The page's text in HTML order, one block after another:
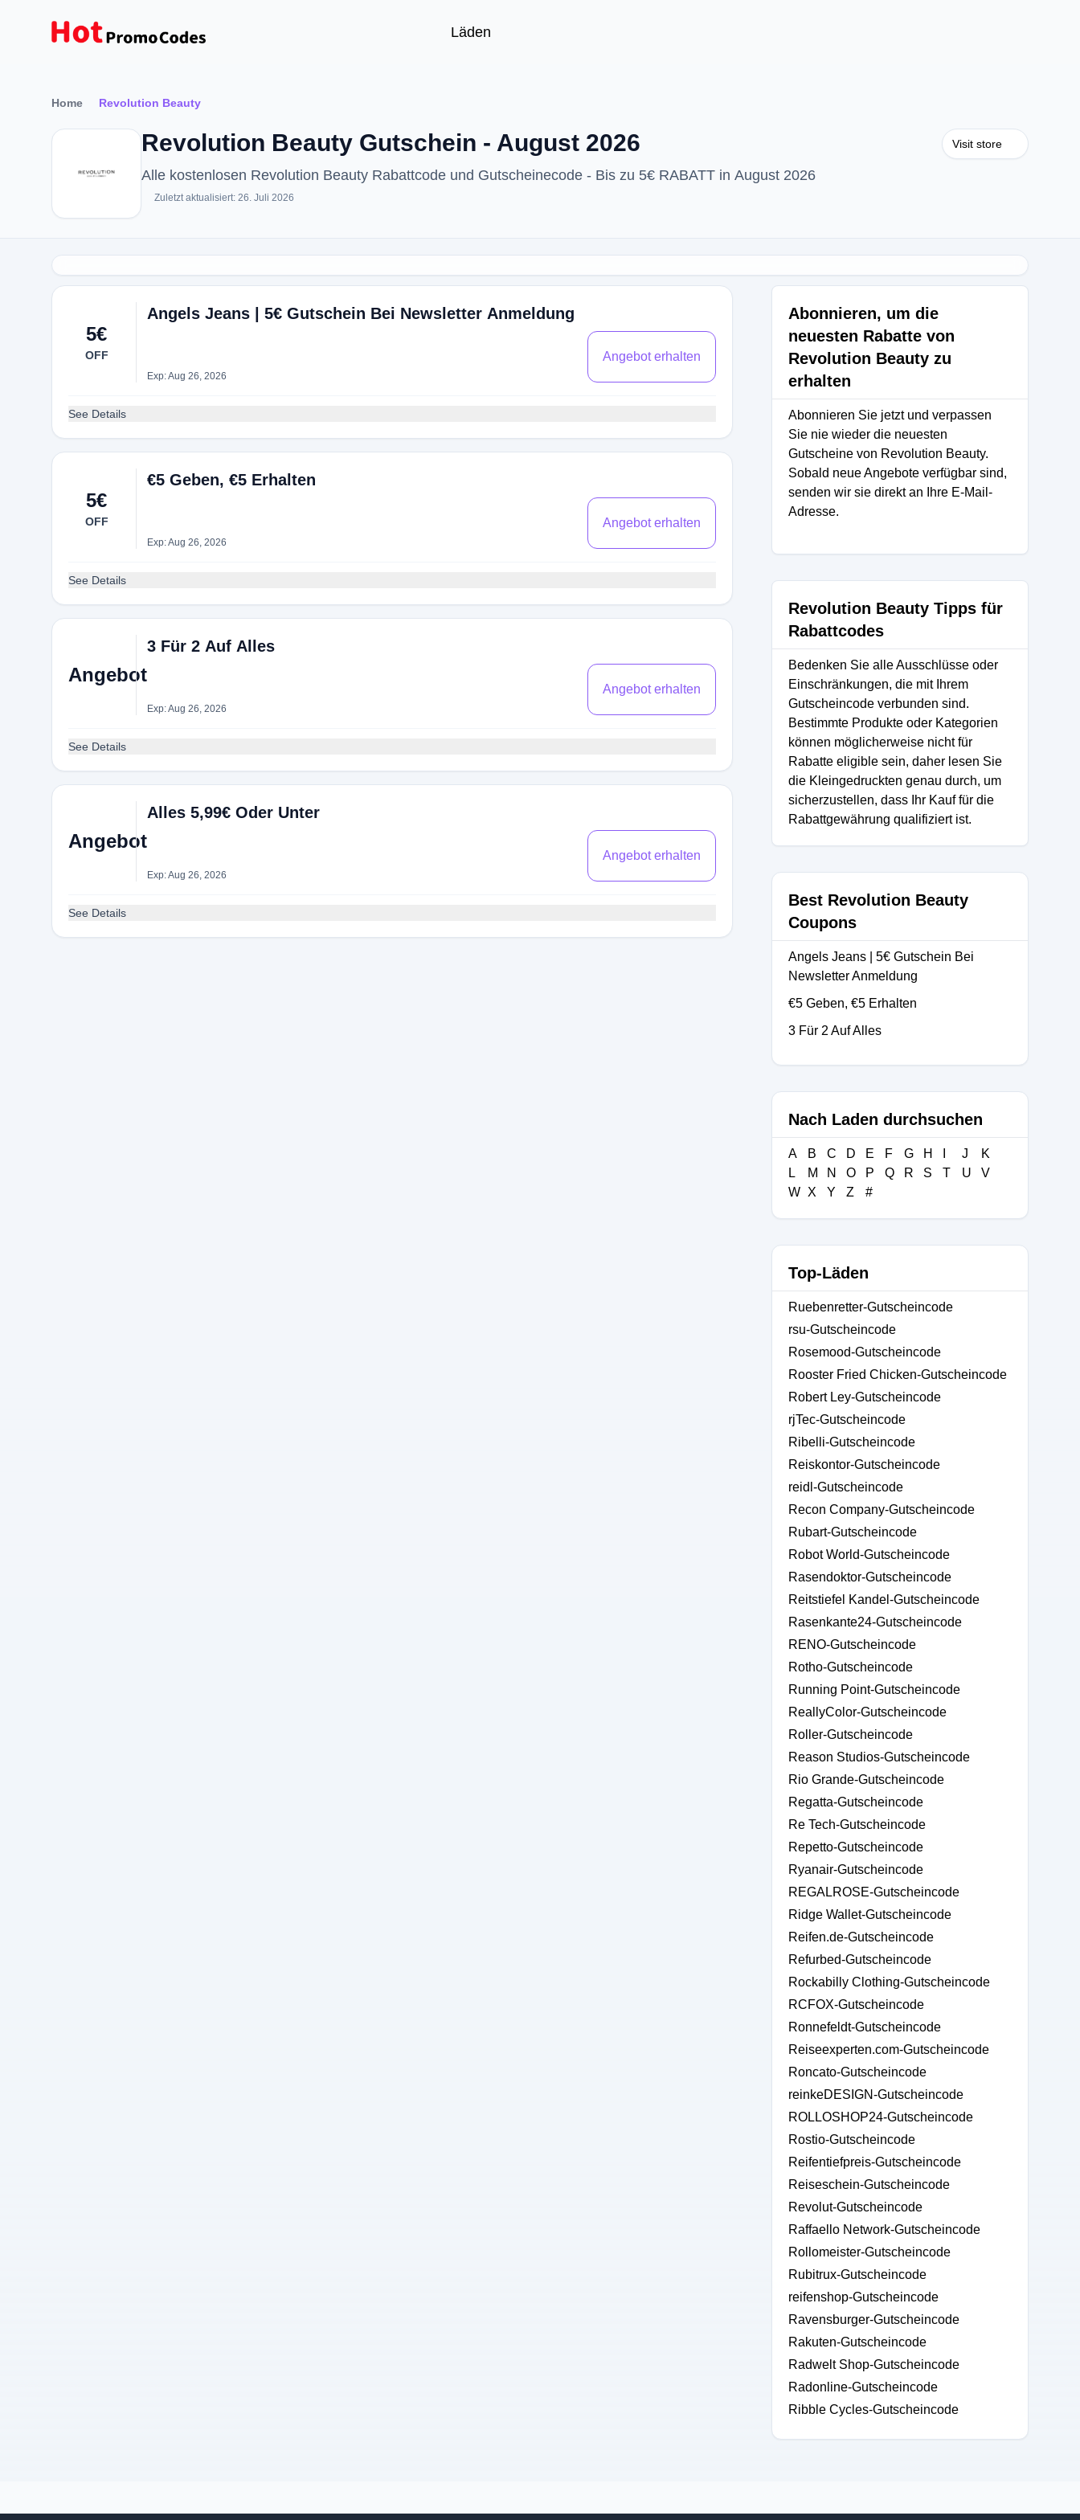
Läden
Home Revolution Beauty
Revolution Beauty Gutschein - August 2026
Alle kostenlosen Revolution Beauty Rabattcode und Gutscheinecode - Bis zu 5€ RABATT in August 2026
Zuletzt aktualisiert: 26. Juli 2026
Visit store
5€
OFF
Angels Jeans | 5€ Gutschein Bei Newsletter Anmeldung
Exp: Aug 26, 2026
Angebot erhalten
See Details
5€
OFF
€5 Geben, €5 Erhalten
Exp: Aug 26, 2026
Angebot erhalten
See Details
Angebot
3 Für 2 Auf Alles
Exp: Aug 26, 2026
Angebot erhalten
See Details
Angebot
Alles 5,99€ Oder Unter
Exp: Aug 26, 2026
Angebot erhalten
See Details
Abonnieren, um die
neuesten Rabatte von
Revolution Beauty zu
erhalten
Abonnieren Sie jetzt und verpassen
Sie nie wieder die neuesten
Gutscheine von Revolution Beauty.
Sobald neue Angebote verfügbar sind,
senden wir sie direkt an Ihre E-Mail-
Adresse.
Revolution Beauty Tipps für
Rabattcodes
Bedenken Sie alle Ausschlüsse oder
Einschränkungen, die mit Ihrem
Gutscheincode verbunden sind.
Bestimmte Produkte oder Kategorien
können möglicherweise nicht für
Rabatte eligible sein, daher lesen Sie
die Kleingedruckten genau durch, um
sicherzustellen, dass Ihr Kauf für die
Rabattgewährung qualifiziert ist.
Best Revolution Beauty
Coupons
Angels Jeans | 5€ Gutschein Bei
Newsletter Anmeldung
€5 Geben, €5 Erhalten
3 Für 2 Auf Alles
Nach Laden durchsuchen
A B C D E F G H J
K
L
M N O P Q R S T U
V
W X Y Z #
Top-Läden
Ruebenretter-Gutscheincode
rsu-Gutscheincode
Rosemood-Gutscheincode
Rooster Fried Chicken-Gutscheincode
Robert Ley-Gutscheincode
rjTec-Gutscheincode
Ribelli-Gutscheincode
Reiskontor-Gutscheincode
reidl-Gutscheincode
Recon Company-Gutscheincode
Rubart-Gutscheincode
Robot World-Gutscheincode
Rasendoktor-Gutscheincode
Reitstiefel Kandel-Gutscheincode
Rasenkante24-Gutscheincode
RENO-Gutscheincode
Rotho-Gutscheincode
Running Point-Gutscheincode
ReallyColor-Gutscheincode
Roller-Gutscheincode
Reason Studios-Gutscheincode
Rio Grande-Gutscheincode
Regatta-Gutscheincode
Re Tech-Gutscheincode
Repetto-Gutscheincode
Ryanair-Gutscheincode
REGALROSE-Gutscheincode
Ridge Wallet-Gutscheincode
Reifen.de-Gutscheincode
Refurbed-Gutscheincode
Rockabilly Clothing-Gutscheincode
RCFOX-Gutscheincode
Ronnefeldt-Gutscheincode
Reiseexperten.com-Gutscheincode
Roncato-Gutscheincode
reinkeDESIGN-Gutscheincode
ROLLOSHOP24-Gutscheincode
Rostio-Gutscheincode
Reifentiefpreis-Gutscheincode
Reiseschein-Gutscheincode
Revolut-Gutscheincode
Raffaello Network-Gutscheincode
Rollomeister-Gutscheincode
Rubitrux-Gutscheincode
reifenshop-Gutscheincode
Ravensburger-Gutscheincode
Rakuten-Gutscheincode
Radwelt Shop-Gutscheincode
Radonline-Gutscheincode
Ribble Cycles-Gutscheincode